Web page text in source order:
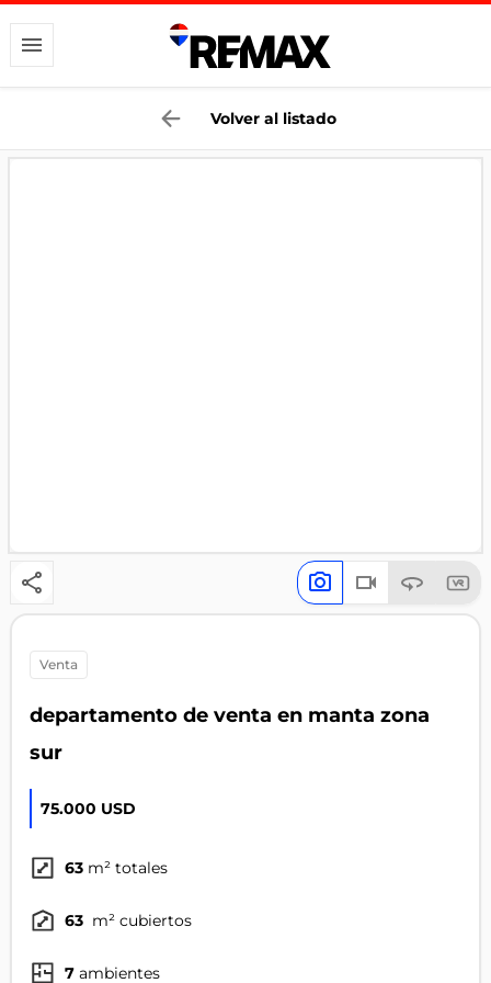
Volver al listado
venta
departamento de venta en manta zona
sur
75.000 USD
63 m² totales
63 m² cubiertos
7 ambientes